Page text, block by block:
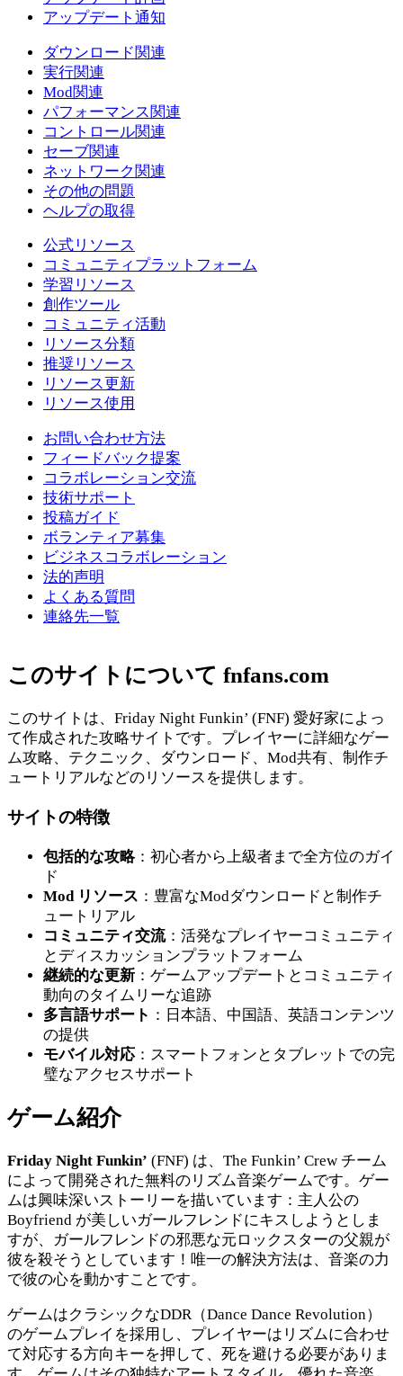
アップデート通知
ダウンロード関連
実行関連
Mod関連
パフォーマンス関連
コントロール関連
セーブ関連
ネットワーク関連
その他の問題
ヘルプの取得
公式リソース
コミュニティプラットフォーム
学習リソース
創作ツール
コミュニティ活動
リソース分類
推奨リソース
リソース更新
リソース使用
お問い合わせ方法
フィードバック提案
コラボレーション交流
技術サポート
投稿ガイド
ボランティア募集
ビジネスコラボレーション
法的声明
よくある質問
連絡先一覧
このサイトについて fnfans.com
このサイトは、Friday Night Funkin’ (FNF) 愛好家によっ
て作成された攻略サイトです。プレイヤーに詳細なゲー
ム攻略、テクニック、ダウンロード、Mod共有、制作チ
ュートリアルなどのリソースを提供します。
サイトの特徴
包括的な攻略：初心者から上級者まで全方位のガイ
ド
Mod リソース ：豊富なModダウンロードと制作チ
ュートリアル
コミュニティ交流：活発なプレイヤーコミュニティ
とディスカッションプラットフォーム
継続的な更新 ：ゲームアップデートとコミュニティ
動向のタイムリーな追跡
多言語サポート ：日本語、中国語、英語コンテンツ
の提供
モバイル対応：スマートフォンとタブレットでの完
璧なアクセスサポート
ゲーム紹介
Friday Night Funkin’ (FNF) は、The Funkin’ Crew チーム
によって開発された無料のリズム音楽ゲームです。ゲー
ムは興味深いストーリーを描いています：主人公の
Boyfriend が美しいガールフレンドにキスしようとしま
すが、ガールフレンドの邪悪な元ロックスターの父親が
彼を殺そうとしています！唯一の解決方法は、音楽の力
で彼の心を動かすことです。
ゲームはクラシックなDDR（Dance Dance Revolution）
のゲームプレイを採用し、プレイヤーはリズムに合わせ
て対応する方向キーを押して、死を避ける必要がありま